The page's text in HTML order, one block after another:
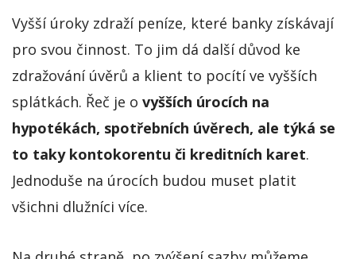
Vyšší úroky zdraží peníze, které banky získávají
pro svou činnost. To jim dá další důvod ke
zdražování úvěrů a klient to pocítí ve vyšších
splátkách. Řeč je o vyšších úrocích na
hypotékách, spotřebních úvěrech, ale týká se
to taky kontokorentu či kreditních karet.
Jednoduše na úrocích budou muset platit
všichni dlužníci více.